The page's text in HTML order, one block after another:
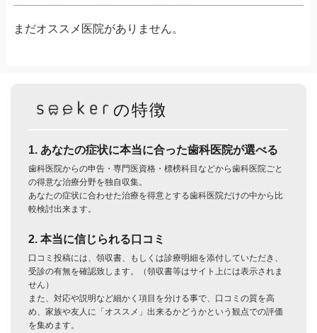
まだオススメ医院がありません。
の特徴
1. あなたの症状に本当に合った歯科医院が選べる
歯科医院からの申告・専門医資格・標榜科目などから歯科医院ごと
の得意な治療分野を独自収集。
あなたの症状に合わせた治療を得意とする歯科医院だけの中から比
較検討出来ます。
2. 本当に信じられる口コミ
口コミ投稿には、領収書、もしくは診療明細を添付していただき、
受診の有無を確認致します。（領収書等はサイト上には表示されま
せん）
また、対応や説明など細かく項目を分ける事で、口コミの質を高
め、家族や友人に「オススメ」出来るかどうかという観点での評価
を集めます。